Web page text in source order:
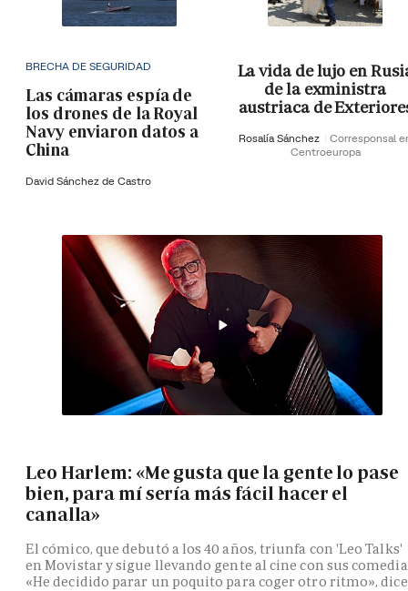
BRECHA DE SEGURIDAD
Las cámaras espía de
los drones de la Royal
Navy enviaron datos a
China
David Sánchez de Castro
La vida de lujo en
de la exministra
austriaca de
Rosalía Sánchez
Corresponsal
Centroeuropa
Leo Harlem: «Me gusta que la gente lo pase
bien, para mí sería más fácil hacer el
canalla»
El cómico, que debutó a los 40 años, triunfa con 'Leo Talks'
en Movistar y sigue llevando gente al cine con sus
«He decidido parar un poquito para coger otro ritmo», dice